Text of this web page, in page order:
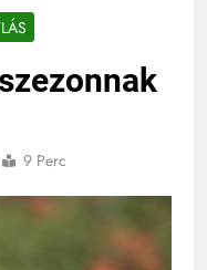
9 Perc